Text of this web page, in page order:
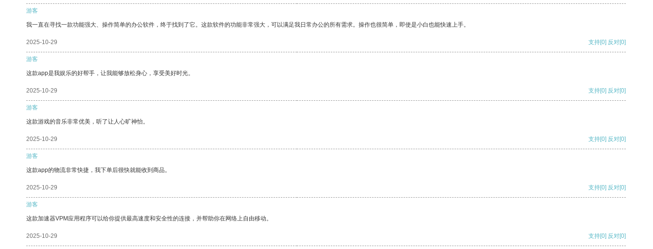
游客
我一直在寻找一款功能强大、操作简单的办公软件，终于找到了它。这款软件的功能非常强大，可以满足我日常办公的所有需求。操作也很简单，即使是小白也能快速上手。
2025-10-29 支持[0] 反对[0]
游客
这款app是我娱乐的好帮手，让我能够放松身心，享受美好时光。
2025-10-29 支持[0] 反对[0]
游客
这款游戏的音乐非常优美，听了让人心旷神怡。
2025-10-29 支持[0] 反对[0]
游客
这款app的物流非常快捷，我下单后很快就能收到商品。
2025-10-29 支持[0] 反对[0]
游客
这款加速器VPM应用程序可以给你提供最高速度和安全性的连接，并帮助你在网络上自由移动。
2025-10-29 支持[0] 反对[0]